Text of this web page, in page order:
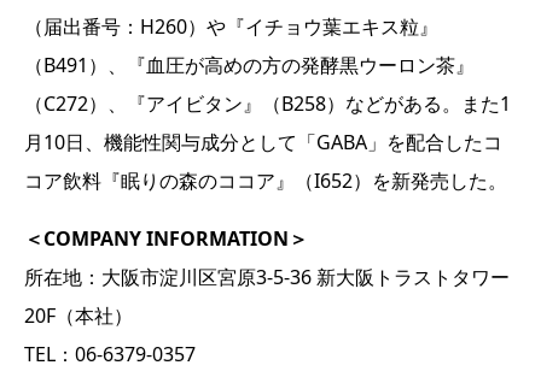
（届出番号：H260）や『イチョウ葉エキス粒』
（B491）、『血圧が高めの方の発酵黒ウーロン茶』
（C272）、『アイビタン』（B258）などがある。また1
月10日、機能性関与成分として「GABA」を配合したコ
コア飲料『眠りの森のココア』（I652）を新発売した。
＜COMPANY INFORMATION＞
所在地：大阪市淀川区宮原3-5-36 新大阪トラストタワー
20F（本社）
TEL：06-6379-0357